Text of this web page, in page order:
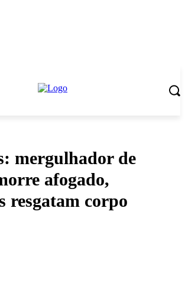
mergulhador de
afogado,
resgatam corpo